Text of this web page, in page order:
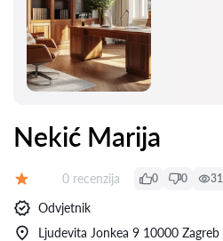
Nekić Marija
Recenzija:
0 recenzija 0 0 31
Odvjetnik
Ljudevita Jonkea 9 10000 Zagreb